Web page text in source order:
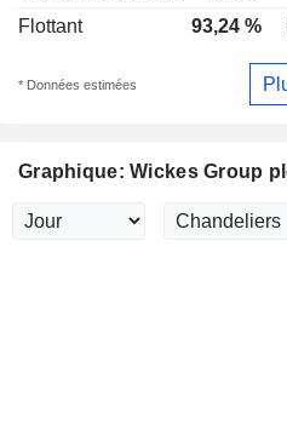
Flottant
93,24 %
* Données estimées
Graphique: Wickes Group